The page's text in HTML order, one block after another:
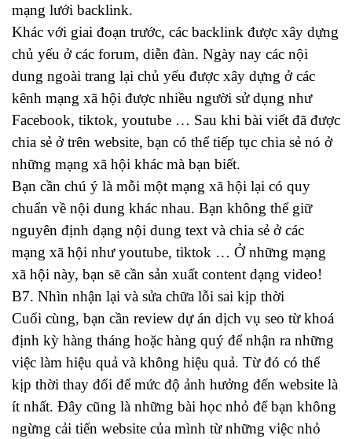
mạng lưới backlink.
Khác với giai đoạn trước, các backlink được xây dựng
chủ yếu ở các forum, diễn đàn. Ngày nay các nội
dung ngoài trang lại chủ yếu được xây dựng ở các
kênh mạng xã hội được nhiều người sử dụng như
Facebook, tiktok, youtube … Sau khi bài viết đã được
chia sẻ ở trên website, bạn có thể tiếp tục chia sẻ nó ở
những mạng xã hội khác mà bạn biết.
Bạn cần chú ý là mỗi một mạng xã hội lại có quy
chuẩn về nội dung khác nhau. Bạn không thể giữ
nguyên định dạng nội dung text và chia sẻ ở các
mạng xã hội như youtube, tiktok … Ở những mạng
xã hội này, bạn sẽ cần sản xuất content dạng video!
B7. Nhìn nhận lại và sửa chữa lỗi sai kịp thời
Cuối cùng, bạn cần review dự án dịch vụ seo từ khoá
định kỳ hàng tháng hoặc hàng quý để nhận ra những
việc làm hiệu quả và không hiệu quả. Từ đó có thể
kịp thời thay đổi để mức độ ảnh hưởng đến website là
ít nhất. Đây cũng là những bài học nhỏ để bạn không
ngừng cải tiến website của mình từ những việc nhỏ